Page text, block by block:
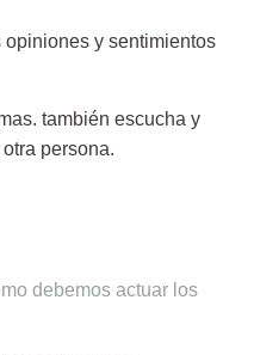
y sentimientos
también escucha y
persona.
debemos actuar los